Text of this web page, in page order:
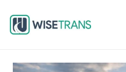
content